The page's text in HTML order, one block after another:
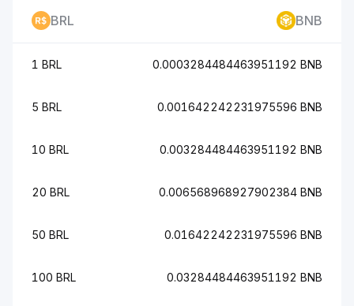
BRL BNB
1 BRL 0.0003284484463951192 BNB
5 BRL 0.001642242231975596 BNB
10 BRL 0.003284484463951192 BNB
20 BRL 0.006568968927902384 BNB
50 BRL 0.01642242231975596 BNB
100 BRL 0.03284484463951192 BNB